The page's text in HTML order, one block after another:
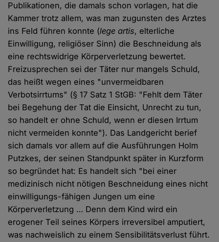
Publikationen, die damals schon vorlagen, hat die
Kammer trotz allem, was man zugunsten des Arztes
ins Feld führen konnte (lege artis, elterliche
Einwilligung, religiöser Sinn) die Beschneidung als
eine rechtswidrige Körperverletzung bewertet.
Freizusprechen sei der Täter nur mangels Schuld,
das heißt wegen eines "unvermeidbaren
Verbotsirrtums" (§ 17 Satz 1 StGB: "Fehlt dem Täter
bei Begehung der Tat die Einsicht, Unrecht zu tun,
so handelt er ohne Schuld, wenn er diesen Irrtum
nicht vermeiden konnte"). Das Landgericht berief
sich damals vor allem auf die Ausführungen Holm
Putzkes, der seinen Standpunkt später in Kurzform
so begründet hat: Es handelt sich "bei einer
medizinisch nicht nötigen Beschneidung eines nicht
einwilligungs-fähigen Jungen um eine
Körperverletzung … Denn dem Kind wird ein
erogener Teil seines Körpers irreversibel amputiert,
was nachweislich zu einem Sensibilitätsverlust führt.